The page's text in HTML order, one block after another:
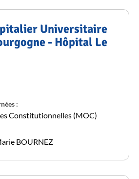
Universitaire
- Hôpital Le
:
Constitutionnelles (MOC)
BOURNEZ